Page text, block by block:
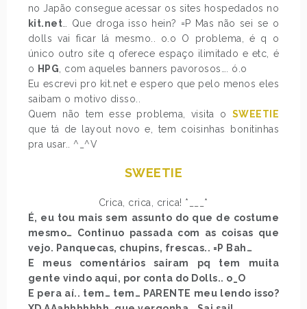
no Japão consegue acessar os sites hospedados no
kit.net … Que droga isso hein? =P Mas não sei se o
dolls vai ficar lá mesmo.. o.o O problema, é q o
único outro site q oferece espaço ilimitado e etc, é
o HPG , com aqueles banners pavorosos…. ó.o
Eu escrevi pro kit.net e espero que pelo menos eles
saibam o motivo disso..
Quem não tem esse problema, visita o SWEETIE
que tá de layout novo e, tem coisinhas bonitinhas
pra usar.. ^_^V
SWEETIE
Crica, crica, crica! *___*
É, eu tou mais sem assunto do que de costume
mesmo… Continuo passada com as coisas que
vejo. Panquecas, chupins, frescas.. =P Bah…
E meus comentários sairam pq tem muita
gente vindo aqui, por conta do Dolls.. o_O
E pera aí.. tem… tem… PARENTE meu lendo isso?